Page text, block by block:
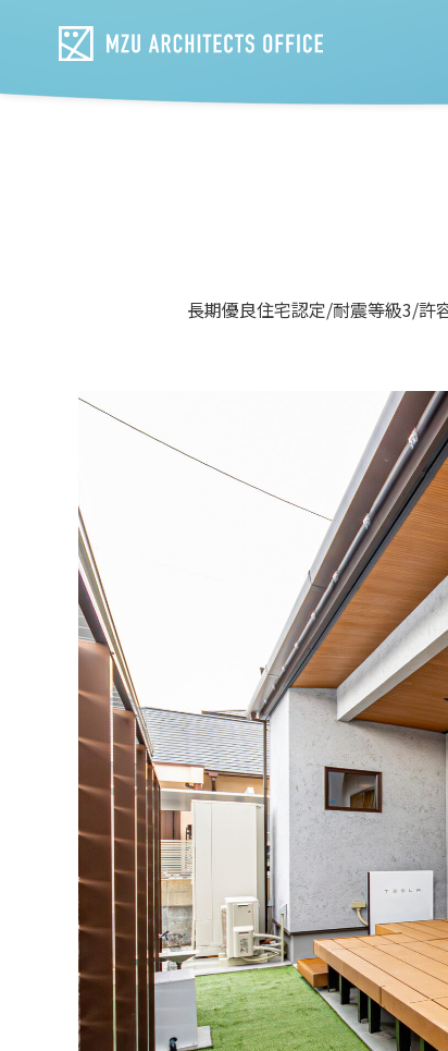
長期優良住宅認定/耐震等級3/